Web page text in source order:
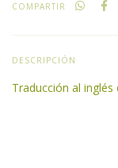
COMPARTIR
DESCRIPCIÓN
Traducción al